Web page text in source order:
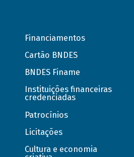
Financiamentos
Cartão BNDES
BNDES Finame
Instituições financeiras
credenciadas
Patrocínios
Licitações
Cultura e economia